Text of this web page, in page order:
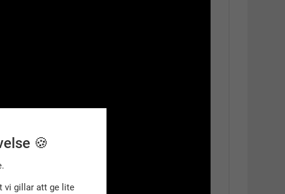
🍪
vi gillar att ge lite